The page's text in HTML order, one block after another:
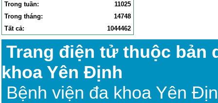
Trong tuần:
11025
Trong tháng:
14748
Tất cả:
1044462
Trang điện tử thuộc bản
khoa Yên Định
Bệnh viện đa khoa Yên